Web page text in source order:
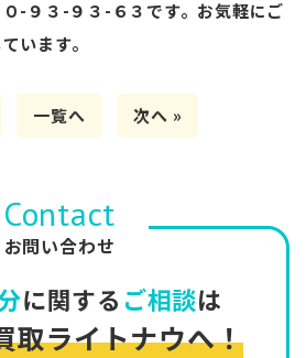
-９３-９３-６３です。お気軽にご
います。
一覧へ 次へ »
Contact
お問い合わせ
に関する ご相談は
取ライトナウへ！